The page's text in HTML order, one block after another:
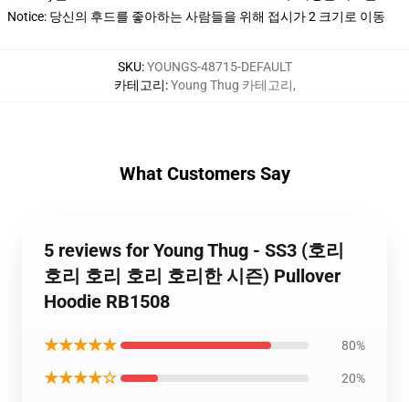
Notice: 당신의 후드를 좋아하는 사람들을 위해 접시가 2 크기로 이동
SKU:YOUNGS-48715-DEFAULT
카테고리:Young Thug 카테고리,
What Customers Say
5 reviews for Young Thug - SS3 (호리
호리 호리 호리 호리한 시즌) Pullover
Hoodie RB1508
★★★★★ 80%
★★★★☆ 20%